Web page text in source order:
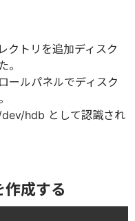
クトリを追加ディスク
。
ールパネルでディスク
hdb として認識され
成する